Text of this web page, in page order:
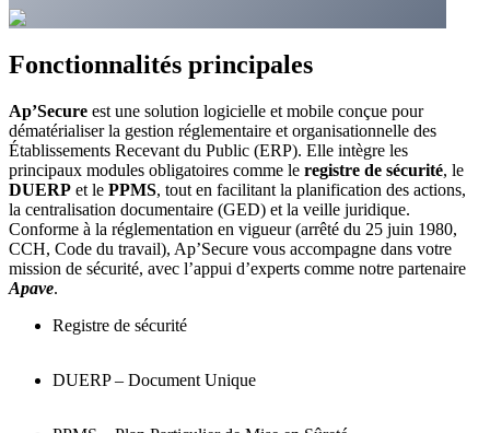
Fonctionnalités principales
Ap’Secure est une solution logicielle et mobile conçue pour
dématérialiser la gestion réglementaire et organisationnelle des
Établissements Recevant du Public (ERP). Elle intègre les
principaux modules obligatoires comme le registre de sécurité, le
DUERP et le PPMS, tout en facilitant la planification des actions,
la centralisation documentaire (GED) et la veille juridique.
Conforme à la réglementation en vigueur (arrêté du 25 juin 1980,
CCH, Code du travail), Ap’Secure vous accompagne dans votre
mission de sécurité, avec l’appui d’experts comme notre partenaire
Apave.
Registre de sécurité
Dématérialisé et sécurisé
DUERP – Document Unique